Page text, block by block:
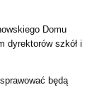
Domu
dyrektorów szkół i
będą